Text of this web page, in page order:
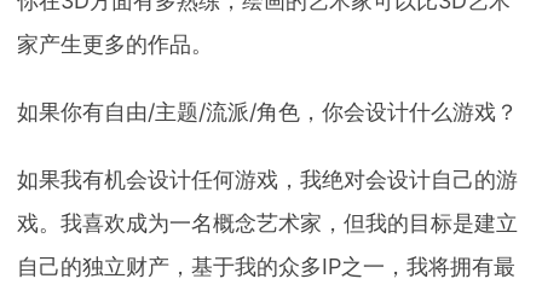
家产生更多的作品。
如果你有自由/主题/流派/角色，你会设计什么游戏？
如果我有机会设计任何游戏，我绝对会设计自己的游
戏。我喜欢成为一名概念艺术家，但我的目标是建立
自己的独立财产，基于我的众多IP之一，我将拥有最